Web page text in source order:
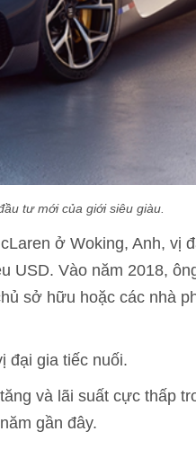
tư mới của giới siêu giàu.
ở Woking, Anh, vị
Vào năm 2018,
sở hữu hoặc các nhà
đại gia tiếc nuối.
và lãi suất cực thấp
gần đây.